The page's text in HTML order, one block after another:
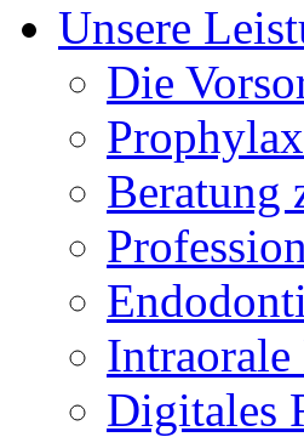
Unsere
Die
Beratung
Intraorale
Digitales